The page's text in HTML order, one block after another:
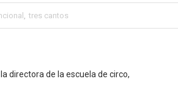
, tres cantos
directora de la escuela de circo,